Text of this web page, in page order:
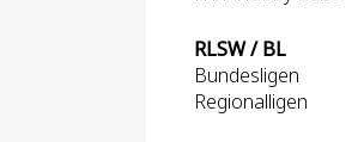
RLSW / BL
Bundesligen
Regionalligen